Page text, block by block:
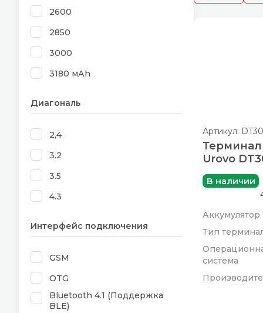
2600
2850
3000
3180 мАh
3800
4000
4000 мАч
4040
4200
4500
4800
4950
5000 мА (6000 мАч)
Диагональ
2,4
3.2
3.5
4.3
4
4,0
4.2
4.0
Интерфейс подключения
GSM
OTG
Bluetooth 4.1 (Поддержка
BLE)
Артикул:
Urovo
В наличии
Аккумулятор
Тип
система